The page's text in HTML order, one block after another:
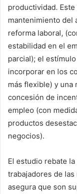
productividad.
mantenimiento del
reforma laboral,
estabilidad en el
parcial); el
incorporar en los
más flexible) y una
concesión de
empleo (con
productos
negocios).
El estudio rebate
trabajadores de
asegura que son